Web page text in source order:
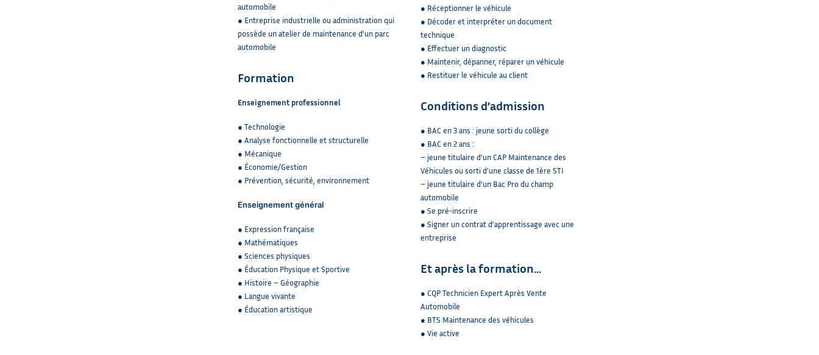
automobile
● Entreprise industrielle ou administration qui
possède un atelier de maintenance d’un parc
automobile
Formation
Enseignement professionnel
● Technologie
● Analyse fonctionnelle et structurelle
● Mécanique
● Économie/Gestion
● Prévention, sécurité, environnement
Enseignement général
● Expression française
● Mathématiques
● Sciences physiques
● Éducation Physique et Sportive
● Histoire – Géographie
● Langue vivante
● Éducation artistique
● Réceptionner le véhicule
● Décoder et interpréter un document
technique
● Effectuer un diagnostic
● Maintenir, dépanner, réparer un véhicule
● Restituer le véhicule au client
Conditions d’admission
● BAC en 3 ans : jeune sorti du collège
● BAC en 2 ans :
– jeune titulaire d’un CAP Maintenance des
Véhicules ou sorti d’une classe de 1ère STI
– jeune titulaire d’un Bac Pro du champ
automobile
● Se pré-inscrire
● Signer un contrat d’apprentissage avec une
entreprise
Et après la formation…
● CQP Technicien Expert Après Vente
Automobile
● BTS Maintenance des véhicules
● Vie active